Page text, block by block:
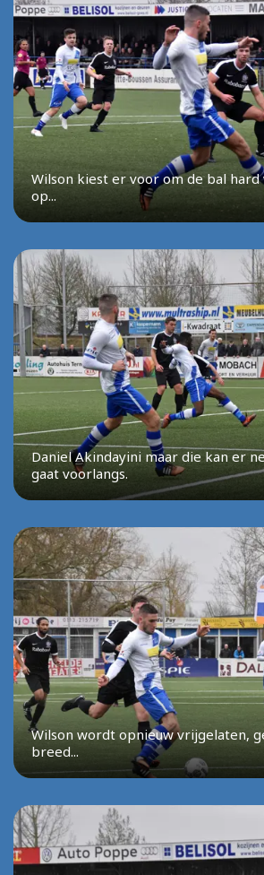
Wilson kiest er voor om de bal
op...
Daniel Akindayini maar die kan er
gaat voorlangs.
Wilson wordt opnieuw vrijgelaten,
breed...